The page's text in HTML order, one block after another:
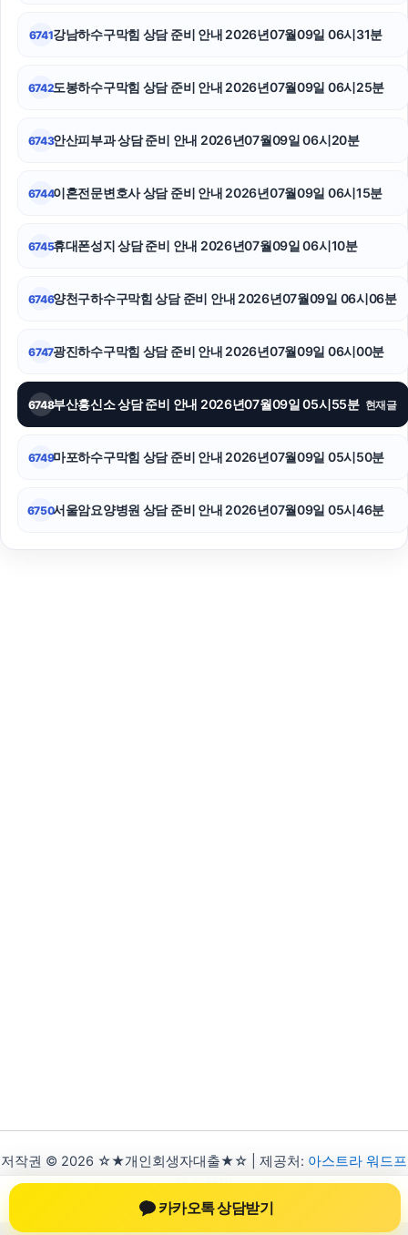
인스타그램 팔로워
법인 장기렌트
대구이혼전문변호사
6741강남하수구막힘 상담 준비 안내 2026년07월09일 06시31분
6742도봉하수구막힘 상담 준비 안내 2026년07월09일 06시25분
6743안산피부과 상담 준비 안내 2026년07월09일 06시20분
6744이혼전문변호사 상담 준비 안내 2026년07월09일 06시15분
6745휴대폰성지 상담 준비 안내 2026년07월09일 06시10분
6746양천구하수구막힘 상담 준비 안내 2026년07월09일 06시06분
6747광진하수구막힘 상담 준비 안내 2026년07월09일 06시00분
6748부산흥신소 상담 준비 안내 2026년07월09일 05시55분 현재글
6749마포하수구막힘 상담 준비 안내 2026년07월09일 05시50분
6750서울암요양병원 상담 준비 안내 2026년07월09일 05시46분
저작권 © 2026 ☆★개인회생자대출★☆ | 제공처: 아스트라 워드프
레스 테마
카카오톡 상담받기